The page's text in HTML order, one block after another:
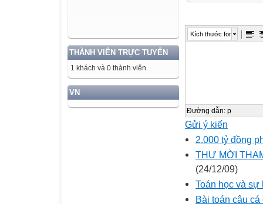
THÀNH VIÊN TRỰC TUYẾN
1 khách và 0 thành viên
VN
Kích thước font
Đường dẫn: p
Gửi ý kiến
2.000 tỷ đồng
THƯ MỜI
(24/12/09)
Toán học và
Bài toán câu